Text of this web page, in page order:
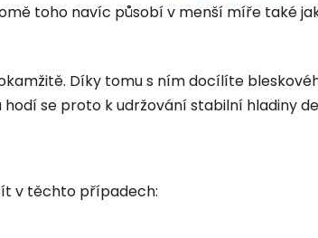
toho navíc působí v menší míře také
Díky tomu s ním docílíte
hodí se proto k udržování stabilní hladiny
v těchto případech: